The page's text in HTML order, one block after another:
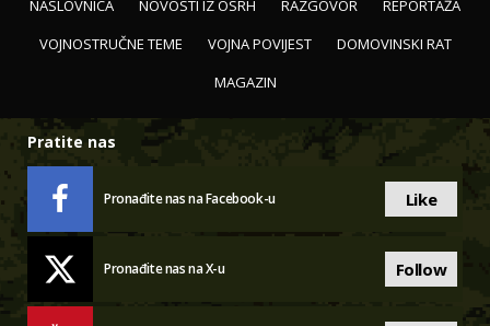
NASLOVNICA NOVOSTI IZ OSRH RAZGOVOR
REPORTAŽA
VOJNOSTRUČNE TEME
VOJNA POVIJEST
DOMOVINSKI RAT
MAGAZIN
Pratite nas
Pronađite nas na Facebook-u Like
Pronađite nas na X-u Follow